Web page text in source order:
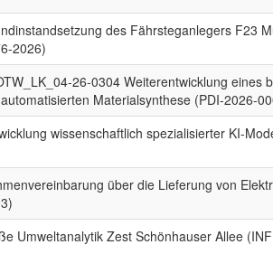
des Fährsteganlegers F23
2026)
26-0304 Weiterentwicklung eines
Materialsynthese (PDI-2026-
wissenschaftlich spezialisierter KI-
über die Lieferung von
Umweltanalytik Zest Schönhauser Allee